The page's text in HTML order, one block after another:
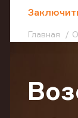
Главная